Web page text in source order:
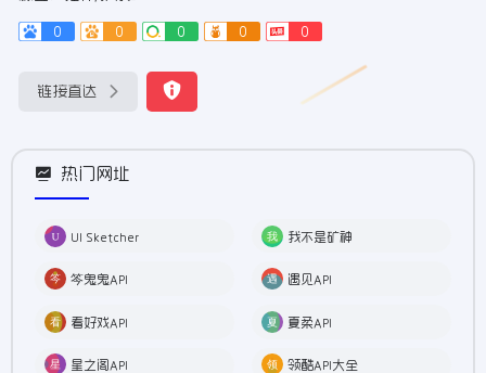
0 0 0 0 0
链接直达
热门网址
UI Sketcher 我不是矿神
笒鬼鬼API 遇见API
看好戏API 夏柔API
星之阁API 领酷API大全